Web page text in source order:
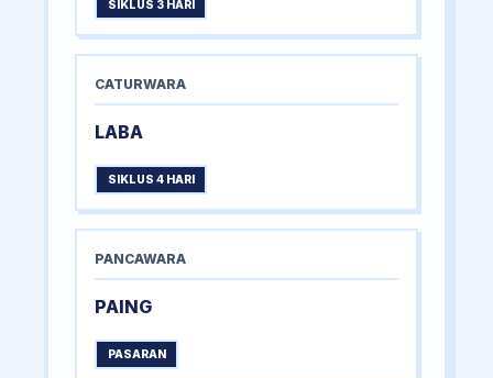
SIKLUS 3 HARI
CATURWARA
LABA
SIKLUS 4 HARI
PANCAWARA
PAING
PASARAN